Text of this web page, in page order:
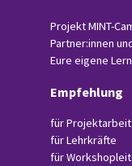
Projekt MINT-
Partner:innen
Eure eigene
Empfehlung
für Projektarbeit
für Lehrkräfte
für